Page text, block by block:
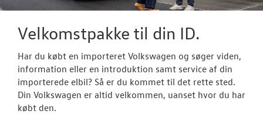
VÆRKSTED
Bestil tid på
Velkomstpakke til din ID.
Har du købt en importeret Volkswagen og søger viden,
information eller en introduktion samt service af din
importerede elbil? Så er du kommet til det rette sted.
Din Volkswagen er altid velkommen, uanset hvor du har
købt den.